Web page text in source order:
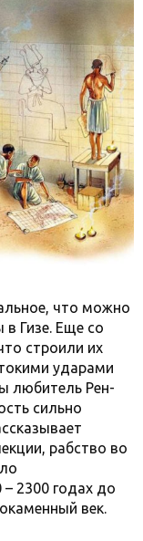
что можно
Гизе. Еще со
строили их
ударами
любитель Рен-
сильно
рабство во
2300 годах до
век.